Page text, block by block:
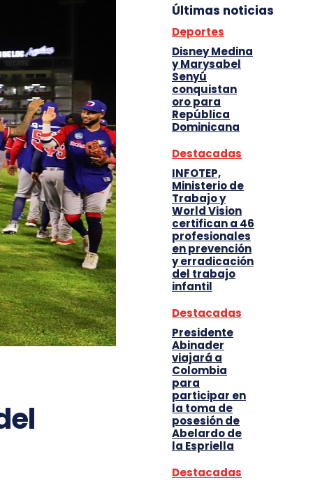
Últimas noticias
Deportes
Disney Medina
y Marysabel
Senyú
conquistan
oro para
República
Dominicana
Destacadas
INFOTEP,
Ministerio de
Trabajo y
World Vision
certifican a 46
profesionales
en prevención
y erradicación
del trabajo
infantil
Destacadas
Presidente
Abinader
viajará a
Colombia
para
participar en
la toma de
posesión de
Abelardo de
la Espriella
Destacadas